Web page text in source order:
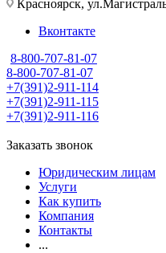
Красноярск,
Вконтакте
8-800-707-81-07
8-800-707-81-07
+7(391)2-911-114
+7(391)2-911-115
+7(391)2-911-116
Заказать звонок
Юридическим лицам
Услуги
Как купить
Компания
Контакты
...